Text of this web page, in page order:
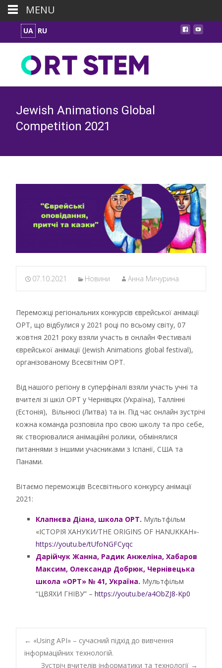
UA RU
Jewish Animations Global
Competition 2021
07.10.2021 Новини Анна Мичурина
Переможці регіональних конкурсів єврейської анімації
ОРТ, що відбулися у 2021 році по всьому світу, 07
жовтня 2021 року взяли участь в онлайн Фестивалі
єврейської анімації (Jewish Animations global festival),
організованому Всесвітнім ОРТ.
Від нашого регіону в суперфіналі взяли участь учні та
вчителі зі шкіл ОРТ у Чернівцях (Україна), Таллінні
(Естонія), Вільнюсі (Литва) та ін. Під час онлайн зустрічі
кожна команда розповіла про свою школу та про себе,
як створювалися анімаційні ролики, обмінялися
питаннями з іншими учасниками з Іспанії, США та
Панами.
Вітаємо переможців Всесвітнього конкурсу анімації
2021:
Клапнєва Діана, школа ОРТ. Мультфільм
«ІСТОРІЯ ХАНУКИ/THE ORIGINS OF HANUKKAH»-
https://youtu.be/tUfoNGFCyqc
Дарійчук Жанна, Радик Анжеліна, Хабаров
Максим, Олександр Добрюк, Чернівецька
школа «ОРТ» № 41, Україна. Мультфільм
“ЦВЯХИ ГНІВУ” – https://youtu.be/a4ObZJ8-Kp0
Post
← «Using API» – сучасний підхід до вивчення
інформаційних технологій.
Зустріч вчителів інформатики та технології →
MENU